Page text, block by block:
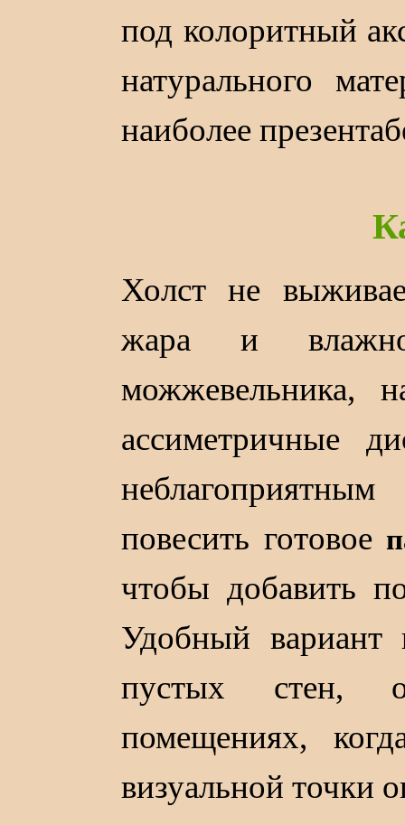
под колоритный
натурального
наиболее
Холст не
жара и
можжевельника,
ассиметричные
повесить готовое
чтобы добавить
Удобный вариант
пустых стен,
помещениях,
визуальной точки